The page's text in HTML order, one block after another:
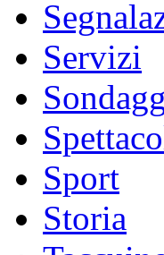
Servizi
Sport
Storia